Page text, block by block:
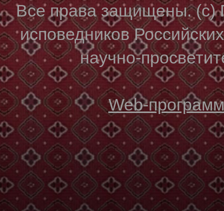
Все права защищены. (с)
исповедников
научно-
Web-